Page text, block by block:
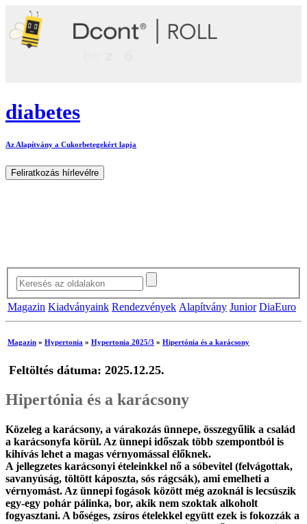
diabetes
Az Alapítvány a Cukorbetegekért lapja
Magazin Kiadványaink Rendezvények Alapítvány Junior DiaEuro
Magazin » Hypertonia » Hypertonia 2025/3 » Hipertónia és a karácsony
Feltöltés dátuma: 2025.12.25.
Hipertónia és a karácsony
Közeleg a karácsony, a várakozás ünnepe, összegyűlik a család
a karácsonyfa körül. Az ünnepi időszak több szempontból is
kihívás lehet a magas vérnyomással élőknek.
A jellegzetes karácsonyi ételeinkkel nő a sóbevitel (felvágottak,
savanyúság, töltött káposzta, sós rágcsák), ami emelheti a
vérnyomást. Az ünnepi fogások között még azoknál is lecsúszik
egy-egy pohár pálinka, bor, akik nem szoktak alkoholt
fogyasztani. A bőséges, zsíros ételekkel együtt ezek is fokozzák a